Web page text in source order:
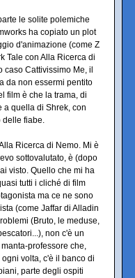
le solite polemiche
ha copiato un plot
d'animazione (come Z
Tale con Alla Ricerca di
Cattivissimo Me, il
da non essermi pentito
film è che la trama, di
a quella di Shrek, con
delle fiabe.
Ricerca di Nemo. Mi è
sottovalutato, è (dopo
visto. Quello che mi ha
tutti i cliché di film
ma ce ne sono
(come Jaffar di Alladin
(Bruto, le meduse,
non c'è un
professore che,
volta, c'è il banco di
parte degli ospiti